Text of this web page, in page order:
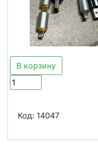
В корзину
Код: 14047